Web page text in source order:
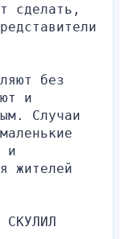
сделать,
без
и
Случаи
и
жителей